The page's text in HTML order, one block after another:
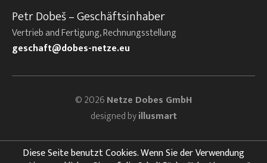
Petr Dobeš – Geschäftsinhaber
Vertrieb and Fertigung, Rechnungsstellung
geschaft@dobes-netze.eu
© 2026Netze Dobes GmbH
designed byillusmart
Diese Seite benutzt Cookies. Wenn Sie der Verwendung